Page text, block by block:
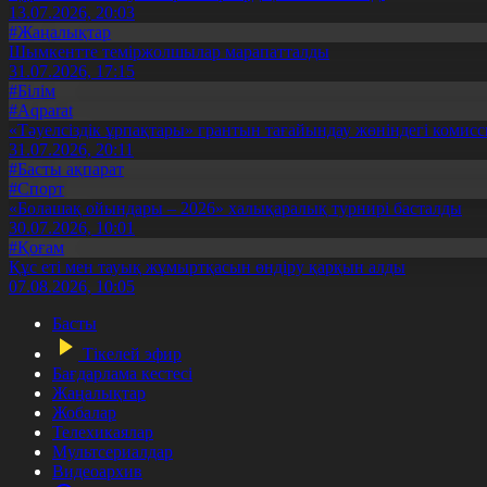
13.07.2026, 20:03
#Жаңалықтар
Шымкентте теміржолшылар марапатталды
31.07.2026, 17:15
#Білім
#Aqparat
«Тәуелсіздік ұрпақтары» грантын тағайындау жөніндегі
31.07.2026, 20:11
#Басты ақпарат
#Спорт
«Болашақ ойындары – 2026» халықаралық турнирі басталды
30.07.2026, 10:01
#Қоғам
Құс еті мен тауық жұмыртқасын өндіру қарқын алды
07.08.2026, 10:05
Басты
Тікелей эфир
Бағдарлама кестесі
Жаңалықтар
Жобалар
Телехикаялар
Мультсериалдар
Видеоархив